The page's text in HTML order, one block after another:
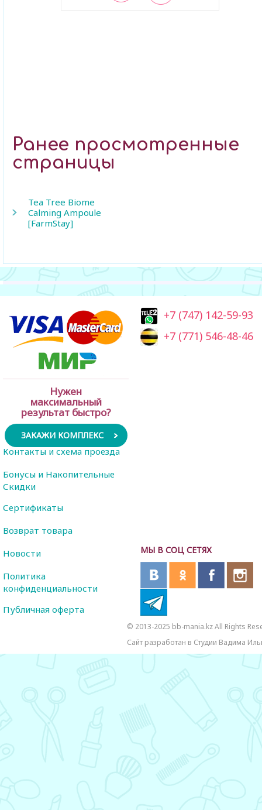
Ранее просмотренные
страницы
Tea Tree Biome
Calming Ampoule
[FarmStay]
Нужен
максимальный
результат быстро?
ЗАКАЖИ КОМПЛЕКС
+7 (747) 142-59-93
+7 (771) 546-48-46
МЫ В СОЦ СЕТЯХ
Контакты и схема проезда
Бонусы и Накопительные
Скидки
Сертификаты
Возврат товара
Новости
Политика
конфиденциальности
Публичная оферта
© 2013-2025 bb-mania.kz All Rights
Сайт разработан в Студии Вадима